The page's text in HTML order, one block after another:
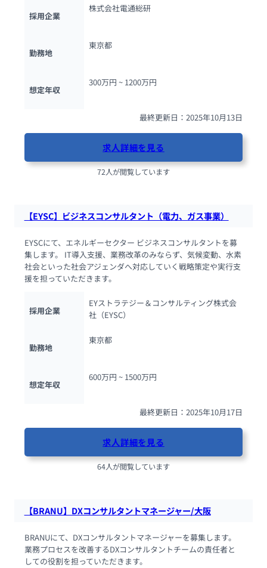
採用企業
株式会社電通総研
勤務地
東京都
想定年収
300万円 ~ 1200万円
最終更新日：2025年10月13日
求人詳細を見る
72人が閲覧しています
【EYSC】ビジネスコンサルタント（電力、ガス事業）
EYSCにて、エネルギーセクター ビジネスコンサルタントを募
集します。 IT導入支援、業務改革のみならず、気候変動、水素
社会といった社会アジェンダへ対応していく戦略策定や実行支
援を担っていただきます。
採用企業
EYストラテジー＆コンサルティング株式会
社（EYSC）
勤務地
東京都
想定年収
600万円 ~ 1500万円
最終更新日：2025年10月17日
求人詳細を見る
64人が閲覧しています
【BRANU】DXコンサルタントマネージャー/大阪
BRANUにて、DXコンサルタントマネージャーを募集します。
業務プロセスを改善するDXコンサルタントチームの責任者と
しての役割を担っていただきます。